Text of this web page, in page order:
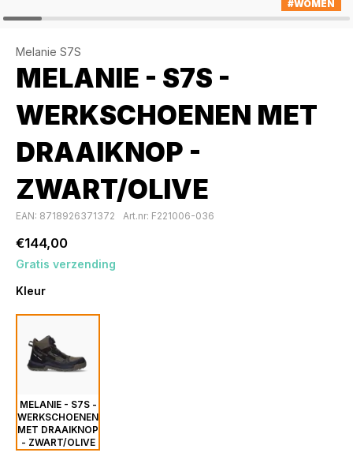
#WOMEN
Melanie S7S
MELANIE - S7S -
WERKSCHOENEN MET
DRAAIKNOP -
ZWART/OLIVE
EAN: 8718926371372 Art.nr: F221006-036
€144,00
Gratis verzending
Kleur
MELANIE - S7S -
WERKSCHOENEN
MET DRAAIKNOP
- ZWART/OLIVE